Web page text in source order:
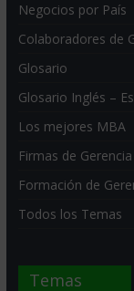
Negocios por País
Colaboradores de
Glosario
Glosario Inglés –
Los mejores MBA
Firmas de Gerencia
Formación de
Todos los Temas
Temas